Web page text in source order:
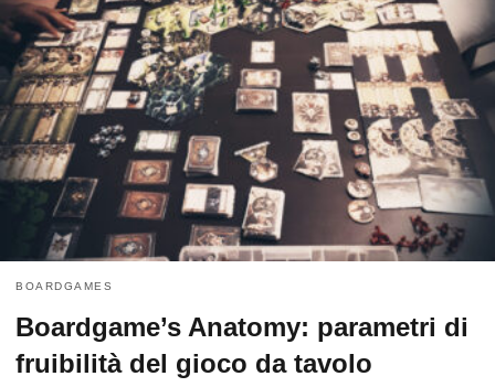
BOARDGAMES
Boardgame’s Anatomy: parametri di
fruibilità del gioco da tavolo